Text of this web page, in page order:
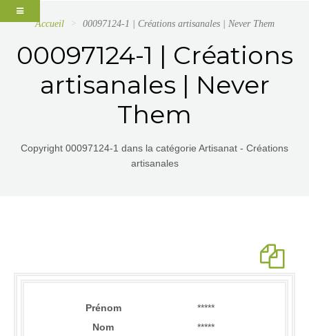
Accueil 00097124-1 | Créations artisanales | Never Them
00097124-1 | Créations
artisanales | Never
Them
Copyright 00097124-1 dans la catégorie Artisanat - Créations
artisanales
Prénom
*****
Nom
*****